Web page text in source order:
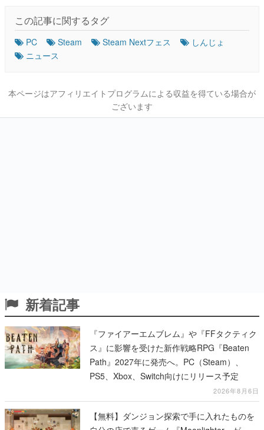
この記事に関するタグ
PC Steam Steam Nextフェス
しんじょ
ニュース
本ページはアフィリエイトプログラムによる収益を得ている場合が
ございます
新着記事
『ファイアーエムブレム』や『FFタクティク
ス』に影響を受けた新作戦略RPG『Beaten
Path』2027年に発売へ。PC（Steam）、
PS5、Xbox、Switch向けにリリース予定
2026年8月6日
【無料】ダンジョン探索で手に入れたものを